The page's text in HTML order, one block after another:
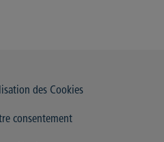
des Cookies
consentement